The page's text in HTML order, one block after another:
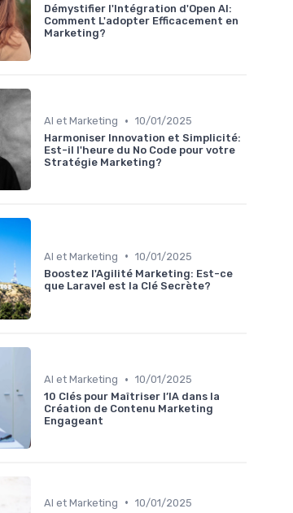
Démystifier l'Intégration d'Open AI:
Comment L'adopter Efficacement en
Marketing?
AI et Marketing • 10/01/2025
Harmoniser Innovation et Simplicité:
Est-il l'heure du No Code pour votre
Stratégie Marketing?
AI et Marketing • 10/01/2025
Boostez l'Agilité Marketing: Est-ce
que Laravel est la Clé Secrète?
AI et Marketing • 10/01/2025
10 Clés pour Maîtriser l’IA dans la
Création de Contenu Marketing
Engageant
AI et Marketing • 10/01/2025